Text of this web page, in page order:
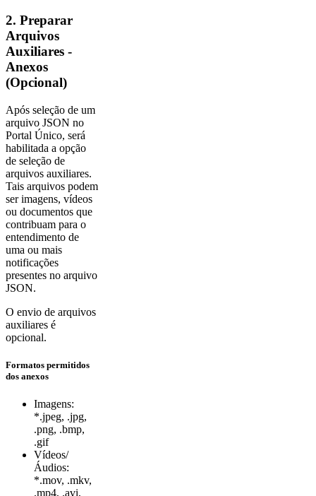
2. Preparar
Arquivos
Auxiliares -
Anexos
(Opcional)
Após seleção de um
arquivo JSON no
Portal Único, será
habilitada a opção
de seleção de
arquivos auxiliares.
Tais arquivos podem
ser imagens, vídeos
ou documentos que
contribuam para o
entendimento de
uma ou mais
notificações
presentes no arquivo
JSON.
O envio de arquivos
auxiliares é
opcional.
Formatos permitidos
dos anexos
Imagens:
*.jpeg, .jpg,
.png, .bmp,
.gif
Vídeos/
Áudios:
*.mov, .mkv,
.mp4, .avi,